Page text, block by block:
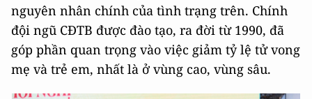
nguyên nhân chính của tình trạng trên. Chính
đội ngũ CĐTB được đào tạo, ra đời từ 1990, đã
góp phần quan trọng vào việc giảm tỷ lệ tử vong
mẹ và trẻ em, nhất là ở vùng cao, vùng sâu.